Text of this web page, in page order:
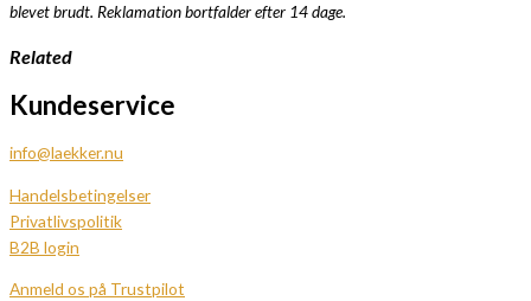
blevet brudt. Reklamation bortfalder efter 14 dage.
Related
Kundeservice
info@laekker.nu
Handelsbetingelser
Privatlivspolitik
B2B login
Anmeld os på Trustpilot